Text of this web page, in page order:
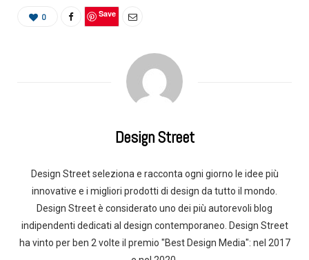
0 Save
Design Street
Design Street seleziona e racconta ogni giorno le idee più
innovative e i migliori prodotti di design da tutto il mondo.
Design Street è considerato uno dei più autorevoli blog
indipendenti dedicati al design contemporaneo. Design Street
ha vinto per ben 2 volte il premio "Best Design Media": nel 2017